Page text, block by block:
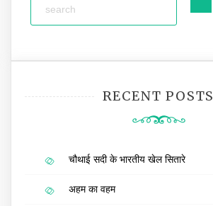
RECENT POSTS
चौथाई सदी के भारतीय खेल सितारे
अहम का वहम